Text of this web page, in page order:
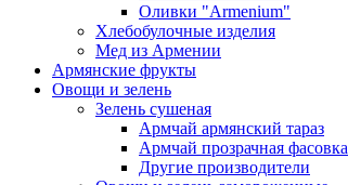
Оливки "Armenium"
Хлебобулочные изделия
Мед из Армении
Армянские фрукты
Овощи и зелень
Зелень сушеная
Армчай армянский тараз
Армчай прозрачная фасовка
Другие производители